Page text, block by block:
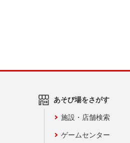
あそび場をさがす
施設・店舗検索
ゲームセンター